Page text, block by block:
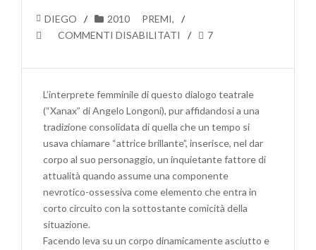
DIEGO 2010 ,
PREMI
COMMENTI DISABILITATI
SU
MIGLIOR
PROTAGONISTA
AL
FESTIVAL
XS
CITTÀ
DI
SALERNO
(XANAX)
7
L’interprete femminile di questo dialogo teatrale
(“Xanax” di Angelo Longoni), pur affidandosi a una
tradizione consolidata di quella che un tempo si
usava chiamare “attrice brillante”, inserisce, nel dar
corpo al suo personaggio, un inquietante fattore di
attualità quando assume una componente
nevrotico-ossessiva come elemento che entra in
corto circuito con la sottostante comicità della
situazione.
Facendo leva su un corpo dinamicamente asciutto e